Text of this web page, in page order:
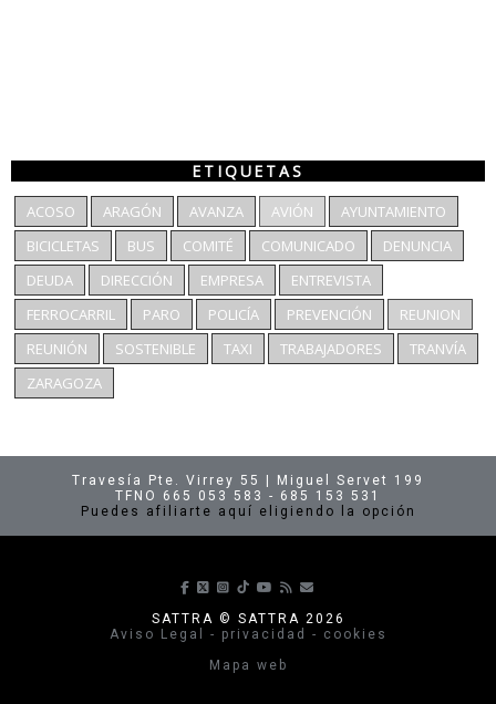
ETIQUETAS
ACOSO ARAGÓN AVANZA AVIÓN
AYUNTAMIENTO
BICICLETAS
BUS COMITÉ COMUNICADO
DENUNCIA
DEUDA
DIRECCIÓN EMPRESA
ENTREVISTA
FERROCARRIL
PARO POLICÍA PREVENCIÓN
REUNION
REUNIÓN
SOSTENIBLE TAXI TRABAJADORES
TRANVÍA
ZARAGOZA
Travesía Pte. Virrey 55 | Miguel Servet 199
TFNO 665 053 583 - 685 153 531
Puedes afiliarte aquí eligiendo la opción
Síguenos en Facebook
Síguenos en X
Síguenos en Instagram
Síguenos en TikTok
Síguenos en Youtube
Suscríbete a nuestras
SATTRA © SATTRA 2026
Aviso Legal - privacidad - cookies
Mapa web